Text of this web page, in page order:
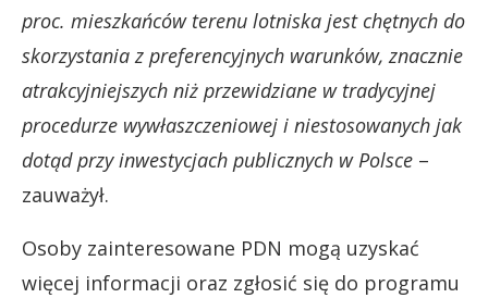
proc. mieszkańców terenu lotniska jest chętnych do
skorzystania z preferencyjnych warunków, znacznie
atrakcyjniejszych niż przewidziane w tradycyjnej
procedurze wywłaszczeniowej i niestosowanych jak
dotąd przy inwestycjach publicznych w Polsce –
zauważył.
Osoby zainteresowane PDN mogą uzyskać
więcej informacji oraz zgłosić się do programu